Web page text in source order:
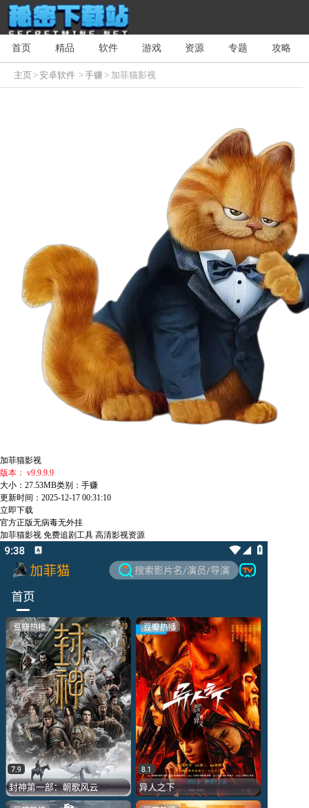
首页 精品 软件 游戏 资源 专题 攻略
主页>安卓软件 >手赚> 加菲猫影视
加菲猫影视
版本： v9.9.9.9
大小：27.53MB类别：手赚
更新时间：2025-12-17 00:31:10
立即下载
官方正版无病毒无外挂
加菲猫影视 免费追剧工具 高清影视资源